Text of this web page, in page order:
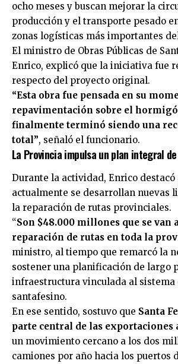
ocho meses y buscan mejorar la
producción y el transporte pesado
zonas logísticas más importantes
El ministro de Obras Públicas de
Enrico, explicó que la iniciativa fue
respecto del proyecto original.
“Esta obra fue pensada en su
repavimentación sobre el
finalmente terminó siendo una
total”, señaló el funcionario.
La Provincia impulsa un plan integral
Durante la actividad, Enrico destacó
actualmente se desarrollan nuevas
la reparación de rutas provinciales.
“Son $48.000 millones que se van
reparación de rutas en toda la
ministro, al tiempo que remarcó la
sostener una planificación de largo
infraestructura vinculada al
santafesino.
En ese sentido, sostuvo que Santa
parte central de las exportaciones
un movimiento cercano a los dos
camiones por año hacia los puertos